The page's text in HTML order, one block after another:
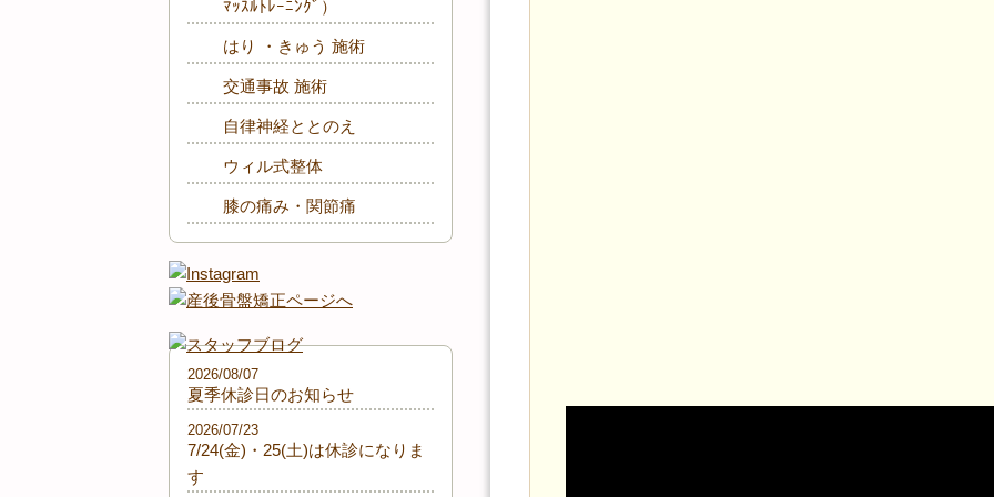
ﾏｯｽﾙﾄﾚｰﾆﾝｸﾞ）
はり ・きゅう 施術
交通事故 施術
自律神経ととのえ
ウィル式整体
膝の痛み・関節痛
夏季休診日のお知らせ
2026/08/07
7/24(金)・25(土)は休診になりま
す
2026/07/23